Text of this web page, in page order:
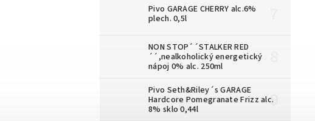
Pivo GARAGE CHERRY alc.6%
plech. 0,5l
NON STOP´´STALKER RED
´´,nealkoholický energetický
nápoj 0% alc. 250ml
Pivo Seth&Riley´s GARAGE
Hardcore Pomegranate Frizz alc.
8% sklo 0,44l